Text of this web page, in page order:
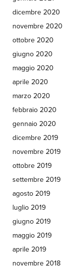
dicembre 2020
novembre 2020
ottobre 2020
giugno 2020
maggio 2020
aprile 2020
marzo 2020
febbraio 2020
gennaio 2020
dicembre 2019
novembre 2019
ottobre 2019
settembre 2019
agosto 2019
luglio 2019
giugno 2019
maggio 2019
aprile 2019
novembre 2018